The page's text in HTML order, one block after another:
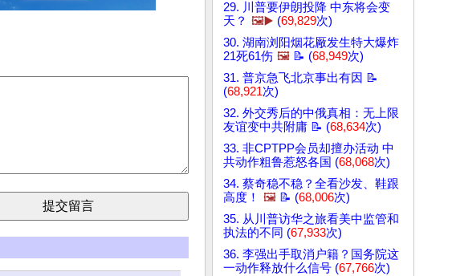
29. 川普要伊朗投降 中东将会变
天？ 🖼️▶️ (69,829次)
30. 湖南浏阳烟花厰发生特大爆炸
21死61伤 🖼️ 📝 (68,949次)
31. 普京急飞北京事出有因 📝
(68,921次)
32. 外交秀后的中俄真相：无上限
友谊变中共附庸 📝 (68,634次)
33. 非CPTPP会员却擅办活动 中
共动作粗鲁惹怒各国 (68,068次)
34. 蔡奇稳不稳？全看沙发、鞋跟
高度！
🖼️ 📝 (68,006次)
35. 从川普访华之旅看美中监管和
执法的不同 (67,933次)
36. 李强出手取消户籍？国务院这
一动作释放什么信号 (67,766次)